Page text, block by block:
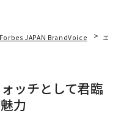
Forbes JAPAN BrandVoice エレ
ッチとして君臨
力